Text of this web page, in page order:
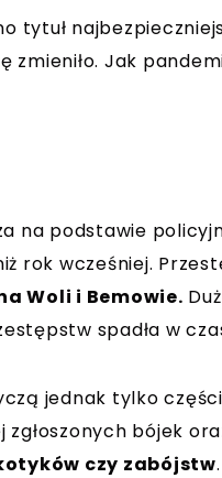
tytuł
Jak
na podstawie
rok wcześniej.
Woli i Bemowie.
spadła w
jednak tylko
bójek
czy zabójstw